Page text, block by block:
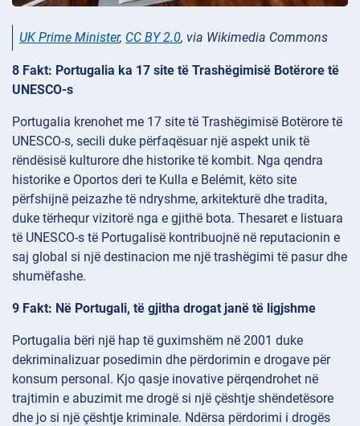
UK Prime Minister, CC BY 2.0, via Wikimedia Commons
8 Fakt: Portugalia ka 17 site të Trashëgimisë Botërore të
UNESCO-s
Portugalia krenohet me 17 site të Trashëgimisë Botërore të
UNESCO-s, secili duke përfaqësuar një aspekt unik të
rëndësisë kulturore dhe historike të kombit. Nga qendra
historike e Oportos deri te Kulla e Belémit, këto site
përfshijnë peizazhe të ndryshme, arkitekturë dhe tradita,
duke tërhequr vizitorë nga e gjithë bota. Thesaret e listuara
të UNESCO-s të Portugalisë kontribuojnë në reputacionin e
saj global si një destinacion me një trashëgimi të pasur dhe
shumëfashe.
9 Fakt: Në Portugali, të gjitha drogat janë të ligjshme
Portugalia bëri një hap të guximshëm në 2001 duke
dekriminalizuar posedimin dhe përdorimin e drogave për
konsum personal. Kjo qasje inovative përqendrohet në
trajtimin e abuzimit me drogë si një çështje shëndetësore
dhe jo si një çështje kriminale. Ndërsa përdorimi i drogës